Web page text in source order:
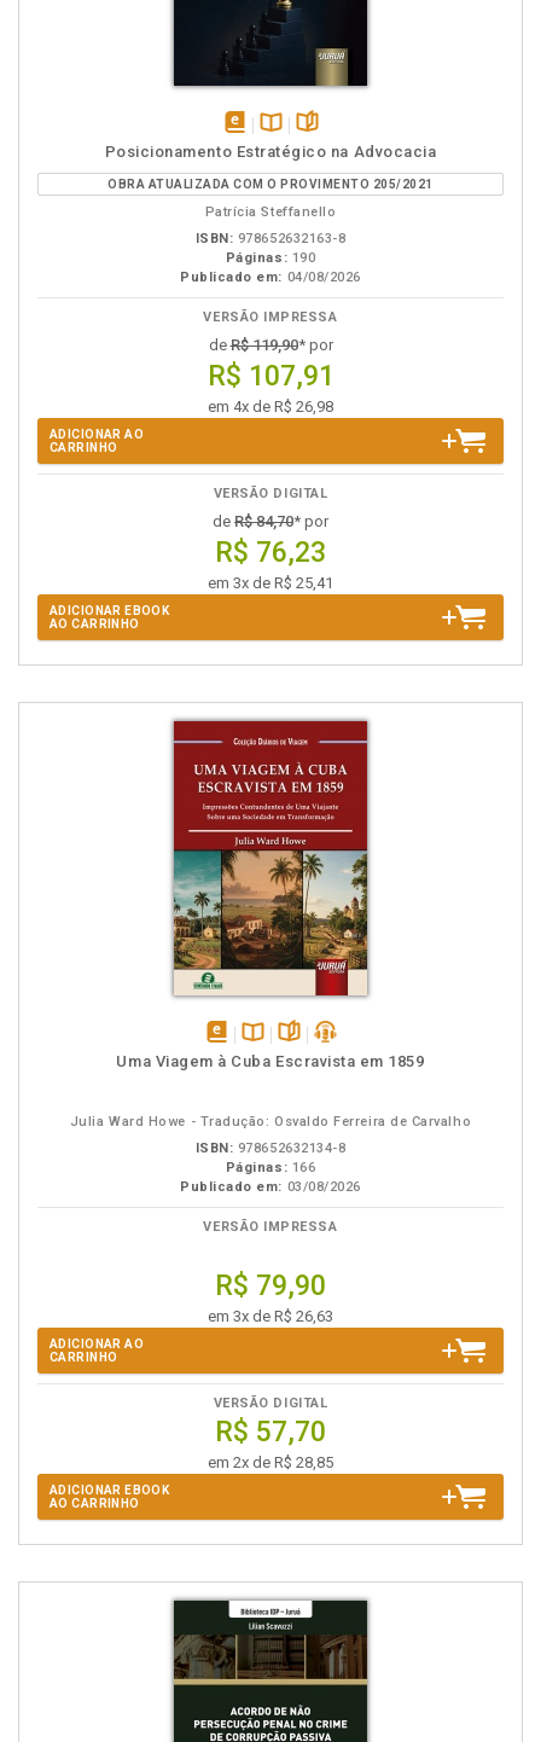
disponível
em
eBook
Disponível
na
B.V.
páginas
Posicionamento Estratégico na Advocacia
OBRA ATUALIZADA COM O PROVIMENTO 205/2021
Patrícia Steffanello
ISBN: 978652632163-8
Páginas: 190
Publicado em: 04/08/2026
VERSÃO IMPRESSA
deR$ 119,90* por
R$ 107,91
em 4x de R$ 26,98
ADICIONAR AO
CARRINHO
VERSÃO DIGITAL
de R$ 84,70* por
R$ 76,23
em 3x de R$ 25,41
ADICIONAR EBOOK
AO CARRINHO
disponívelDisponível
páginaspodcast
Uma Viagem à Cuba Escravista em 1859
Julia Ward Howe - Tradução: Osvaldo Ferreira de Carvalho
ISBN: 978652632134-8
Páginas: 166
Publicado em: 03/08/2026
VERSÃO IMPRESSA
R$ 79,90
em 3x de R$ 26,63
ADICIONAR AO
CARRINHO
VERSÃO DIGITAL
R$ 57,70
em 2x de R$ 28,85
ADICIONAR EBOOK
AO CARRINHO